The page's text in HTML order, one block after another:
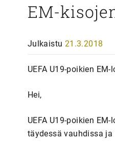
EM-
Julkaistu 21.3.2018
UEFA U19-poikien
Hei,
UEFA U19-poikien
täydessä vauhdissa